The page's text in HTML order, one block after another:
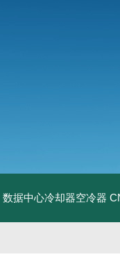
数据中心冷却器空冷器